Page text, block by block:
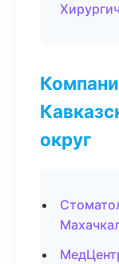
округ